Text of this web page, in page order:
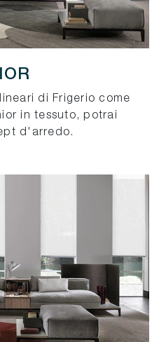
di Frigerio come
in tessuto, potrai
d'arredo.